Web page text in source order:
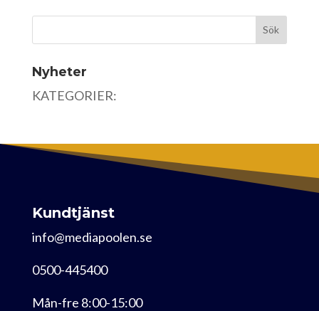
Nyheter
KATEGORIER:
Kundtjänst
info@mediapoolen.se
0500-445400
Mån-fre 8:00-15:00